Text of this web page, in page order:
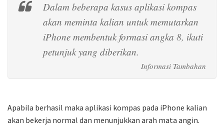
Dalam beberapa kasus aplikasi kompas
akan meminta kalian untuk memutarkan
iPhone membentuk formasi angka 8, ikuti
petunjuk yang diberikan.
Apabila berhasil maka aplikasi kompas pada iPhone kalian
akan bekerja normal dan menunjukkan arah mata angin.